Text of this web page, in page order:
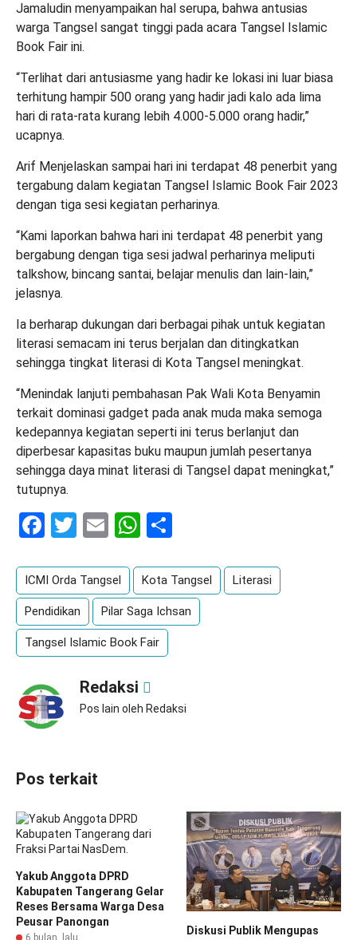
Jamaludin menyampaikan hal serupa, bahwa antusias
warga Tangsel sangat tinggi pada acara Tangsel Islamic
Book Fair ini.
“Terlihat dari antusiasme yang hadir ke lokasi ini luar biasa
terhitung hampir 500 orang yang hadir jadi kalo ada lima
hari di rata-rata kurang lebih 4.000-5.000 orang hadir,”
ucapnya.
Arif Menjelaskan sampai hari ini terdapat 48 penerbit yang
tergabung dalam kegiatan Tangsel Islamic Book Fair 2023
dengan tiga sesi kegiatan perharinya.
“Kami laporkan bahwa hari ini terdapat 48 penerbit yang
bergabung dengan tiga sesi jadwal perharinya meliputi
talkshow, bincang santai, belajar menulis dan lain-lain,”
jelasnya.
Ia berharap dukungan dari berbagai pihak untuk kegiatan
literasi semacam ini terus berjalan dan ditingkatkan
sehingga tingkat literasi di Kota Tangsel meningkat.
“Menindak lanjuti pembahasan Pak Wali Kota Benyamin
terkait dominasi gadget pada anak muda maka semoga
kedepannya kegiatan seperti ini terus berlanjut dan
diperbesar kapasitas buku maupun jumlah pesertanya
sehingga daya minat literasi di Tangsel dapat meningkat,”
tutupnya.
Facebook
Twitter
EmailWhatsApp
ICMI Orda Tangsel Kota Tangsel Literasi
Pendidikan Pilar Saga Ichsan
Tangsel Islamic Book Fair
Redaksi
Pos lain oleh Redaksi
Pos terkait
Yakub Anggota DPRD
Kabupaten Tangerang Gelar
Reses Bersama Warga Desa
Peusar Panongan
6 bulan lalu
Diskusi Publik Mengupas